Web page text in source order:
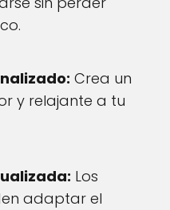
Crea un
y relajante a tu
Los
adaptar el